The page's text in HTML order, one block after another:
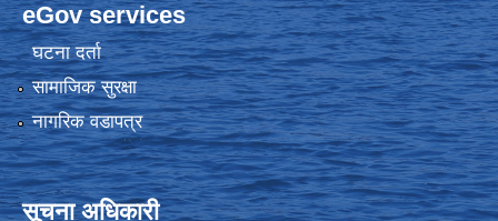
eGov services
घटना दर्ता
सामाजिक सुरक्षा
नागरिक वडापत्र
सूचना अधिकारी